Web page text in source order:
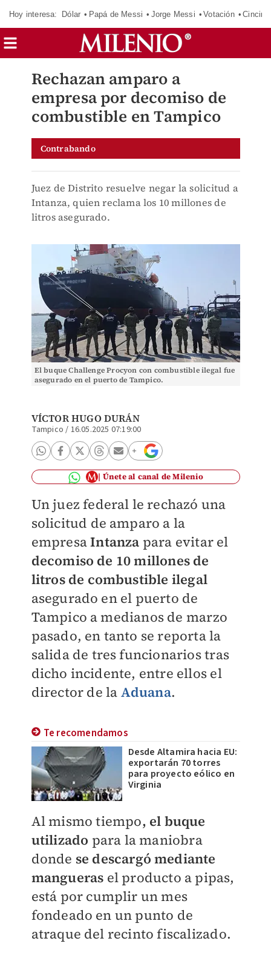
Hoy interesa: Dólar Papá de Messi Jorge Messi Votación
Rechazan amparo a
empresa por decomiso de
combustible en Tampico
Contrabando
Juez de Distrito resuelve negar la solicitud a
Intanza, quien reclama los 10 millones de
litros asegurado.
El buque Challenge Procyon con combustible ilegal fue
asegurado en el puerto de Tampico.
VÍCTOR HUGO DURÁN
Tampico / 16.05.2025 07:19:00
Únete al canal de Milenio
Un juez federal le rechazó una
solicitud de amparo a la
empresaIntanza para evitar el
decomiso de 10 millones de
litros de combustible ilegal
asegurado en el puerto de
Tampico a medianos de marzo
pasado, en tanto se reporta la
salida de tres funcionarios tras
dicho incidente, entre ellos el
director de la Aduana.
Te recomendamos
Desde Altamira hacia EU:
exportarán 70 torres
para proyecto eólico en
Virginia
Al mismo tiempo, el buque
utilizado para la maniobra
donde se descargó mediante
mangueras el producto a pipas,
está por cumplir un mes
fondeado en un punto de
atraque del recinto fiscalizado.